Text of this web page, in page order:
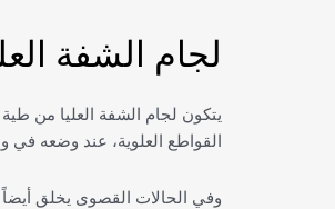
لجام الشفة
يتكون لجام الشفة العليا من
القواطع العلوية، عند وضعه
وفي الحالات القصوى يخلق